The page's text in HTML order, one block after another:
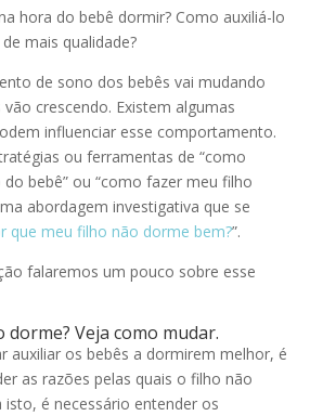
hora do bebê dormir? Como auxiliá-lo
mais qualidade?
de sono dos bebês vai mudando
crescendo. Existem algumas
influenciar esse comportamento.
ou ferramentas de “como
bebê” ou “como fazer meu filho
abordagem investigativa que se
que meu filho não dorme bem?”.
falaremos um pouco sobre esse
dorme? Veja como mudar.
auxiliar os bebês a dormirem melhor, é
as razões pelas quais o filho não
isto, é necessário entender os